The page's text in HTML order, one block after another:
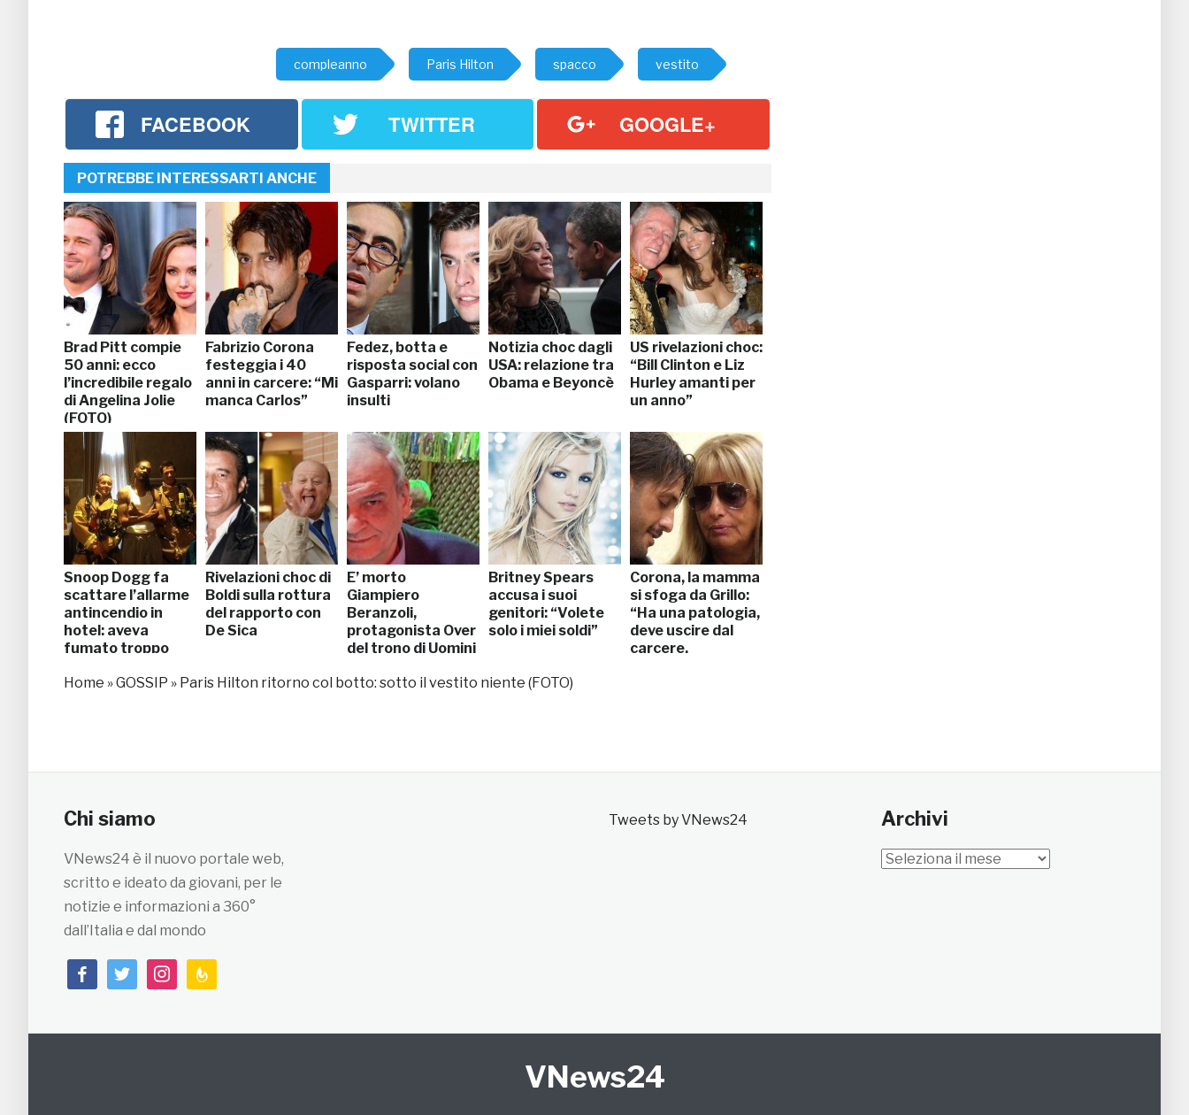
compleanno Paris Hilton spacco vestito
FACEBOOK TWITTER GOOGLE+
POTREBBE INTERESSARTI ANCHE
Brad Pitt compie
50 anni: ecco
l’incredibile regalo
di Angelina Jolie
(FOTO)
Fabrizio Corona
festeggia i 40
anni in carcere: “Mi
manca Carlos”
Fedez, botta e
risposta social con
Gasparri: volano
insulti
Notizia choc dagli
USA: relazione tra
Obama e Beyoncè
US rivelazioni choc:
“Bill Clinton e Liz
Hurley amanti per
un anno”
Snoop Dogg fa
scattare l’allarme
antincendio in
hotel: aveva
fumato troppo
Rivelazioni choc di
Boldi sulla rottura
del rapporto con
De Sica
E’ morto
Giampiero
Beranzoli,
protagonista Over
del trono di Uomini
Britney Spears
accusa i suoi
genitori: “Volete
solo i miei soldi”
Corona, la mamma
si sfoga da Grillo:
“Ha una patologia,
deve uscire dal
carcere.
Home »GOSSIP » Paris Hilton ritorno col botto: sotto il vestito niente (FOTO)
Chi siamo
VNews24 è il nuovo portale web,
scritto e ideato da giovani, per le
notizie e informazioni a 360°
dall’Italia e dal mondo
facebooktwitterinstagramfeedburner
Tweets by VNews24 Archivi
Archivi
VNews24